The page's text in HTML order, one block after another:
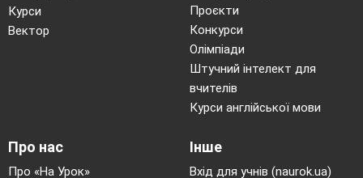
Курси
Вектор
Проєкти
Конкурси
Олімпіади
Штучний інтелект для
вчителів
Курси англійської мови
Про нас
Про «На Урок»
Інше
Вхід для учнів (naurok.ua)